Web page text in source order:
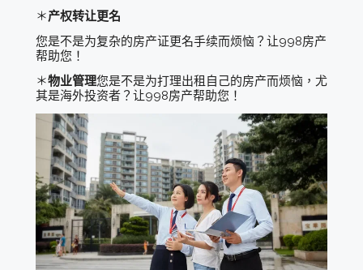
＊产权转让更名
您是不是为复杂的房产证更名手续而烦恼？让998房产
帮助您！
＊物业管理您是不是为打理出租自己的房产而烦恼，尤
其是海外投资者？让998房产帮助您！